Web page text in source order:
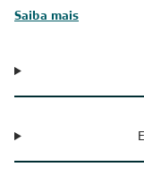
Saiba mais